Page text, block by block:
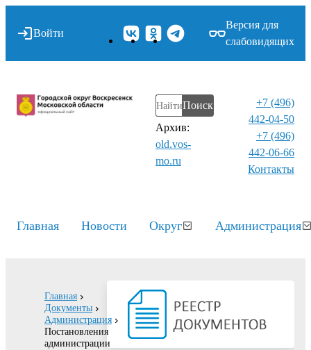
Войти
Версия для
слабовидящих
Поиск
Архив:
old.vos-
mo.ru
+7 (496)
442-04-50
+7 (496)
442-06-66
Контакты⁠
Главная Новости Округ Администрация
Главная
Документы
Администрация
Постановления
администрации